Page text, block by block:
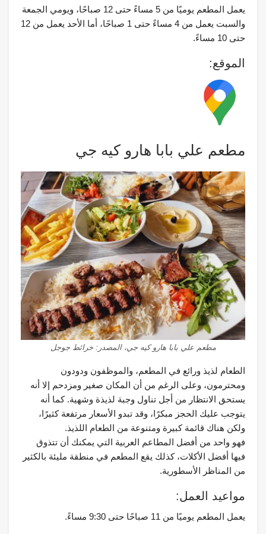
يعمل المطعم يوميًا من 5 مساءً حتى 12 صباحًا، ويومي الجمعة
والسبت يعمل من 4 مساءً حتى 1 صباحًا، أما الأحد يعمل من 12
حتى 10 مساءً.
الموقع:
مطعم علي بابا هارو كيه جي
مطعم علي بابا هارو كيه جي، المصدر: خرائط جوجل
الطعام لذيذ ورائع في المطعم، والموظفون ودودون
ومحترمون، وعلى الرغم من أن المكان صغير ومزدحم إلا أنه
يستحق الانتظار من أجل تناول وجبة لذيذة وشهية. كما أنه
يتوجب عليك الحجز مبكرًا، وقد تبدو الأسعار مرتفعة كثيرًا،
ولكن هناك قائمة كبيرة ومتنوعة من الطعام اللذيذ.
فهو واحد من أفضل المطاعم العربية التي يمكنك أن تتذوق
فيها أفضل الأكلات، كذلك يقع المطعم في منطقة مليئة بالكثير
من المناظر الأسطورية.
مواعيد العمل:
يعمل المطعم يوميًا من 11 صباحًا حتى 9:30 مساءً.